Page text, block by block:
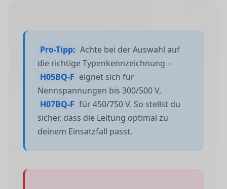
Pro-Tipp: Achte bei der Auswahl auf
die richtige Typenkennzeichnung –
H05BQ-F eignet sich für
Nennspannungen bis 300/500 V,
H07BQ-F für 450/750 V. So stellst du
sicher, dass die Leitung optimal zu
deinem Einsatzfall passt.